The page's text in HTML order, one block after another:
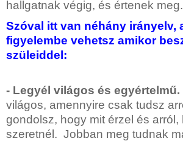
hallgatnak végig, és értenek meg.
Szóval itt van néhány irányelv,
figyelembe vehetsz amikor
szüleiddel:
- Legyél világos és egyértelmű.
világos, amennyire csak tudsz
gondolsz, hogy mit érzel és arról,
szeretnél. Jobban meg tudnak